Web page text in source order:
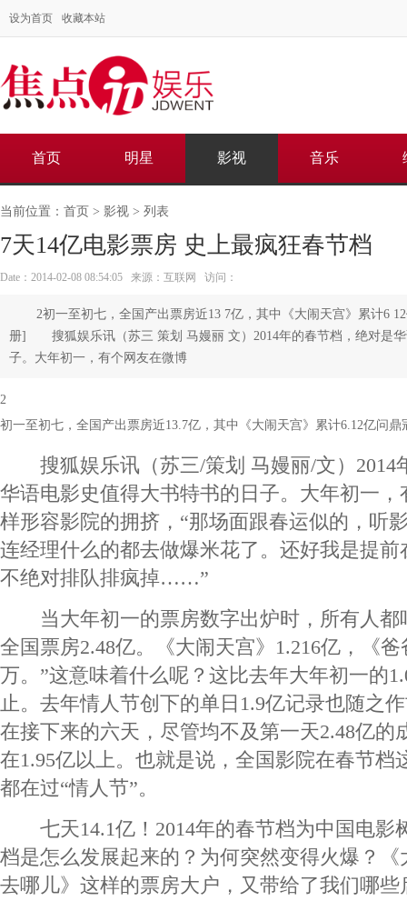
设为首页 收藏本站
首页 明星 影视 音乐
当前位置： 首页 > 影视 > 列表
7天14亿电影票房 史上最疯狂春节档
Date：2014-02-08 08:54:05 来源：互联网 访问：
2初一至初七，全国产出票房近13 7亿，其中《大闹天宫》累计6
册] 搜狐娱乐讯（苏三 策划 马嫚丽 文）2014年的春节档，绝对是华
子。大年初一，有个网友在微博
2
初一至初七，全国产出票房近13.7亿，其中《大闹天宫》累计6.12亿问
搜狐娱乐讯（苏三/策划 马嫚丽/文）2014
华语电影史值得大书特书的日子。大年初一
样形容影院的拥挤，“那场面跟春运似的，听
连经理什么的都去做爆米花了。还好我是提
不绝对排队排疯掉……”
当大年初一的票房数字出炉时，所有人
全国票房2.48亿。《大闹天宫》1.216亿，《爸
万。”这意味着什么呢？这比去年大年初一的
止。去年情人节创下的单日1.9亿记录也随之
在接下来的六天，尽管均不及第一天2.48亿的
在1.95亿以上。也就是说，全国影院在春节档
都在过“情人节”。
七天14.1亿！2014年的春节档为中国电影
档是怎么发展起来的？为何突然变得火爆？
去哪儿》这样的票房大户，又带给了我们哪